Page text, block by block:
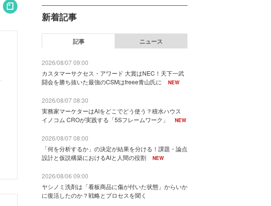
新着記事
記事 ニュース
2026/08/07 09:00
カスタマーサクセス・アワード 大賞はNEC！天下一武
闘会を勝ち抜いた最強のCSMはfreee青山氏に
NEW
2026/08/07 08:30
実務家マーケターはAIをどこでどう使う？積水ハウス
イノコム CROが実践する「5Sフレームワーク」
NEW
2026/08/07 08:00
「何を分析するか」の決定が結果を分ける！課題・論点
設計と仮説構築におけるAIと人間の役割
NEW
2026/08/06 09:00
ヤシノミ洗剤は「看板商品に傷が付いた状態」からいか
に復活したのか？戦略とプロセスを聞く